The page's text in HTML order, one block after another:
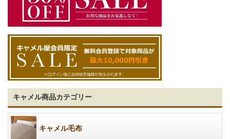
キャメル商品カテゴリー
キャメル毛布